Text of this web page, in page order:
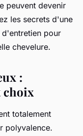
peuvent devenir
les secrets d'une
pour
chevelure.
:
choix
totalement
polyvalence.